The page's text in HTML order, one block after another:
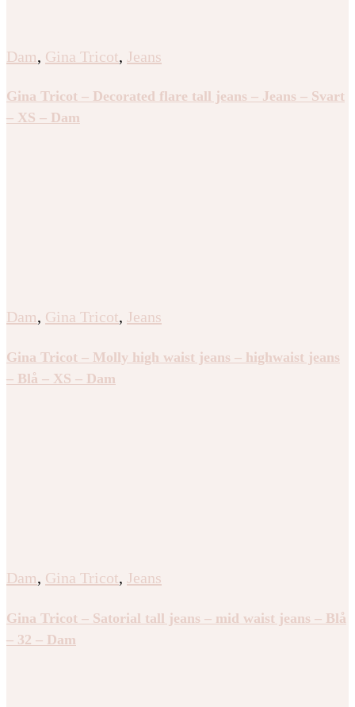
Dam, Gina Tricot, Jeans
Gina Tricot – Decorated flare tall jeans – Jeans – Svart
– XS – Dam
Dam, Gina Tricot, Jeans
Gina Tricot – Molly high waist jeans – highwaist jeans
– Blå – XS – Dam
Dam, Gina Tricot, Jeans
Gina Tricot – Satorial tall jeans – mid waist jeans – Blå
– 32 – Dam